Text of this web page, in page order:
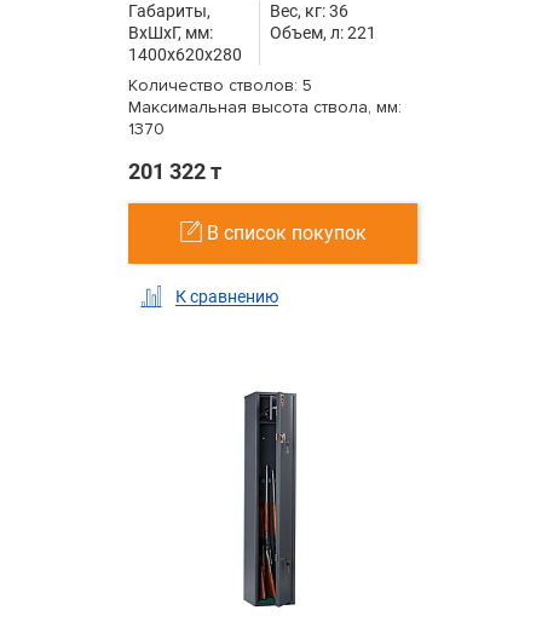
Габариты,
ВxШxГ, мм:
1400x620x280
Вес, кг: 36
Объем, л: 221
Количество стволов: 5
Максимальная высота ствола, мм:
1370
201 322 т
В список покупок
К сравнению